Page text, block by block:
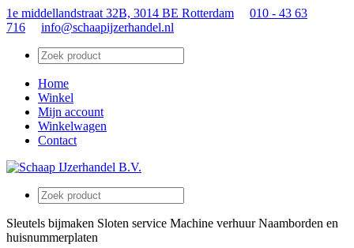
1e middellandstraat 32B, 3014 BE Rotterdam
010 - 43 63
716
info@schaapijzerhandel.nl
Home
Winkel
Mijn account
Winkelwagen
Contact
Sleutels bijmaken Sloten service Machine verhuur Naamborden en
huisnummerplaten